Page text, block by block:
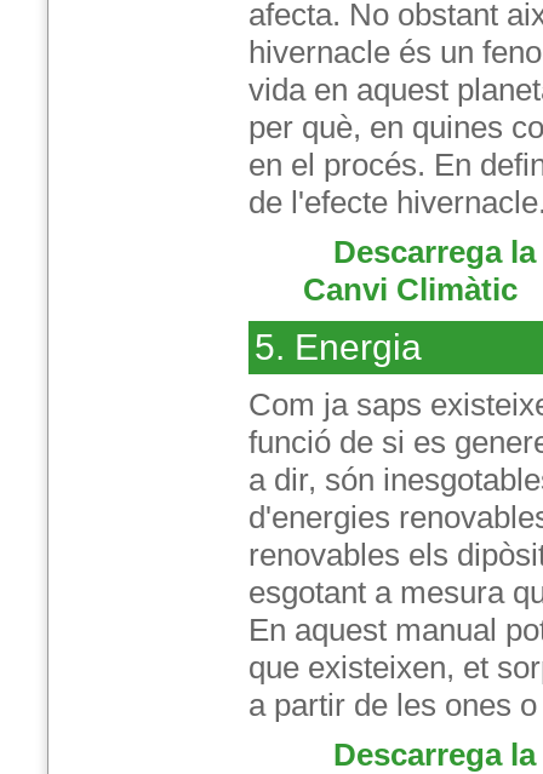
afecta. No obstant
hivernacle és un
vida en aquest
per què, en quines
en el procés. En
de l'efecte
Descarrega
Canvi Climàtic
5. Energia
Com ja saps
funció de si es
a dir, són
d'energies
renovables els
esgotant a mesura
En aquest manual
que existeixen, et
a partir de les ones
Descarrega